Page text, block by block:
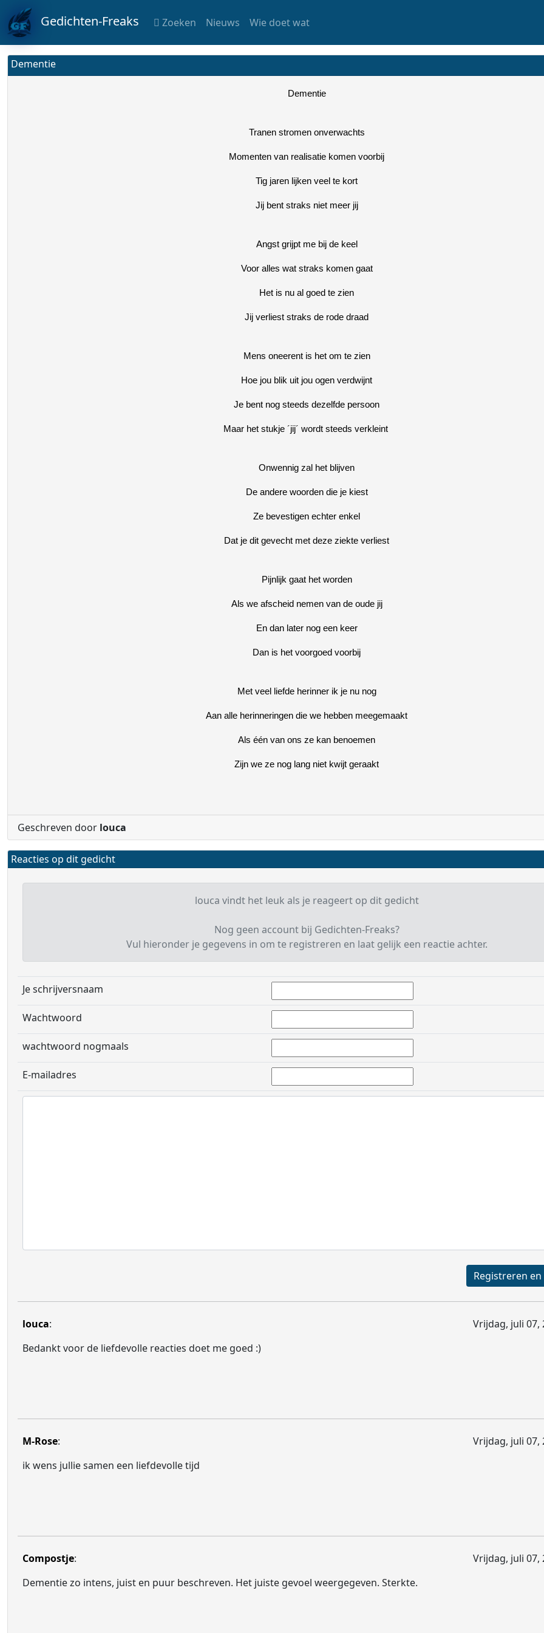
Gedichten-Freaks Zoeken Nieuws Wie doet wat
Dementie
Dementie
Tranen stromen onverwachts
Momenten van realisatie komen voorbij
Tig jaren lijken veel te kort
Jij bent straks niet meer jij
Angst grijpt me bij de keel
Voor alles wat straks komen gaat
Het is nu al goed te zien
Jij verliest straks de rode draad
Mens oneerent is het om te zien
Hoe jou blik uit jou ogen verdwijnt
Je bent nog steeds dezelfde persoon
Maar het stukje ´jij´ wordt steeds verkleint
Onwennig zal het blijven
De andere woorden die je kiest
Ze bevestigen echter enkel
Dat je dit gevecht met deze ziekte verliest
Pijnlijk gaat het worden
Als we afscheid nemen van de oude jij
En dan later nog een keer
Dan is het voorgoed voorbij
Met veel liefde herinner ik je nu nog
Aan alle herinneringen die we hebben meegemaakt
Als één van ons ze kan benoemen
Zijn we ze nog lang niet kwijt geraakt
Geschreven door louca
Reacties op dit gedicht
louca vindt het leuk als je reageert op dit gedicht
Nog geen account bij Gedichten-Freaks?
Vul hieronder je gegevens in om te registreren en laat gelijk een reactie achter.
Je schrijversnaam
Wachtwoord
wachtwoord nogmaals
E-mailadres
louca:
Vrijdag, juli 07,
Bedankt voor de liefdevolle reacties doet me goed :)
M-Rose:
Vrijdag, juli 07,
ik wens jullie samen een liefdevolle tijd
Compostje:
Vrijdag, juli 07,
Dementie zo intens, juist en puur beschreven. Het juiste gevoel weergegeven. Sterkte.